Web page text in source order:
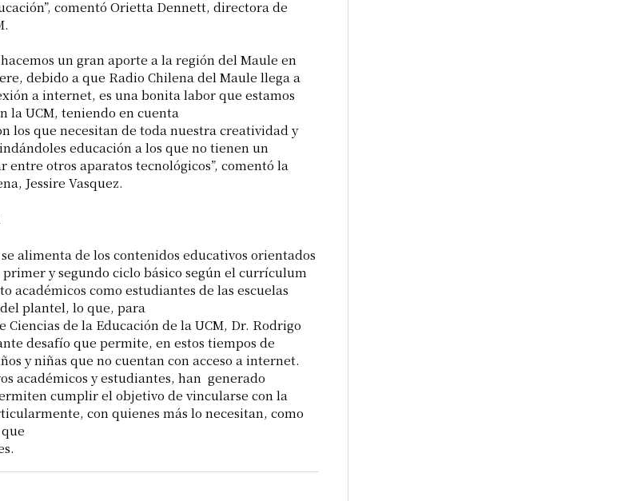
comentó Orietta Dennett, directora de
un gran aporte a la región del Maule en
debido a que Radio Chilena del Maule llega a
a internet, es una bonita labor que estamos
la UCM, teniendo en cuenta
los que necesitan de toda nuestra creatividad y
educación a los que no tienen un
otros aparatos tecnológicos”, comentó la
Jessire Vasquez.
alimenta de los contenidos educativos orientados
y segundo ciclo básico según el currículum
académicos como estudiantes de las escuelas
plantel, lo que, para
Ciencias de la Educación de la UCM, Dr. Rodrigo
desafío que permite, en estos tiempos de
y niñas que no cuentan con acceso a internet.
académicos y estudiantes, han generado
cumplir el objetivo de vincularse con la
con quienes más lo necesitan, como